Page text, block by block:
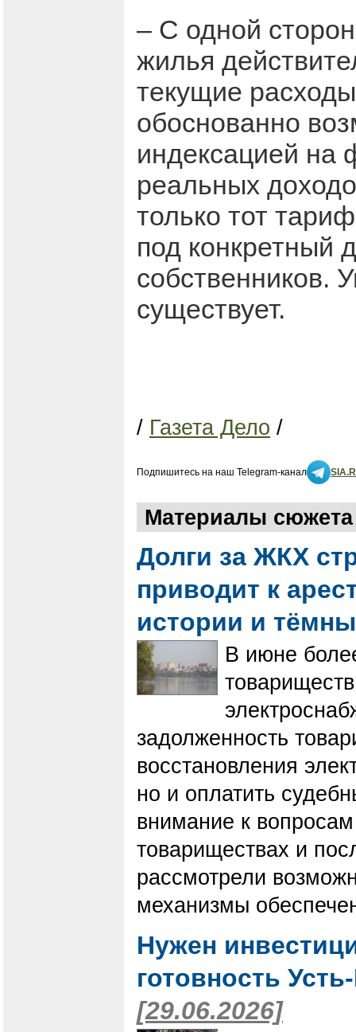
– С одной
жилья
текущие
обоснованно
индексацией на
реальных
только тот
под конкретный
собственников.
существует.
/ Газета Дело /
Подпишитесь на наш Telegram-канал
Материалы
Долги за ЖКХ
приводит к
истории и
В июне
задолженность
восстановления
но и оплатить
внимание к вопросам
товариществах и
рассмотрели
механизмы
Нужен
готовность
[29.06.2026]